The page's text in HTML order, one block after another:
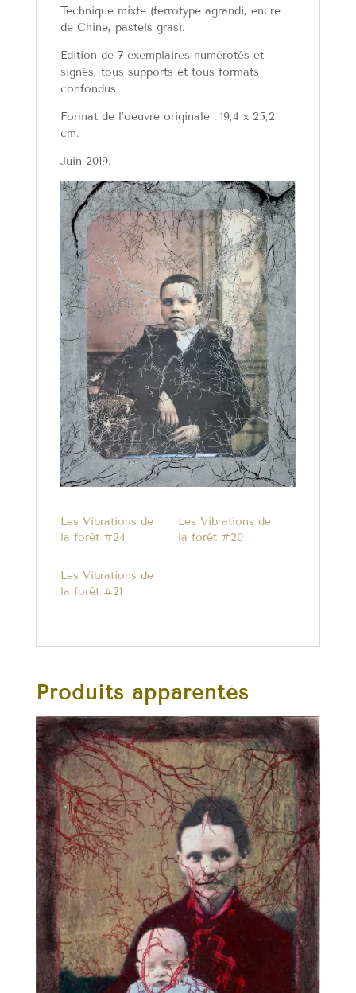
Technique mixte (ferrotype agrandi, encre
de Chine, pastels gras).
Edition de 7 exemplaires numérotés et
signés, tous supports et tous formats
confondus.
Format de l’oeuvre originale : 19,4 x 25,2
cm.
Juin 2019.
Les Vibrations de
la forêt #24
Les Vibrations de
la forêt #20
Les Vibrations de
la forêt #21
Produits apparentés